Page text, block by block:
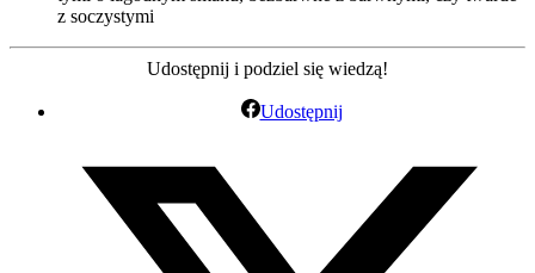
z soczystymi
Udostępnij i podziel się wiedzą!
Udostępnij